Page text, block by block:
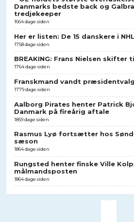
Danmarks bedste back og
tredjekeeper
1664 dage siden
Her er listen: De 15 danskere i NHL
1758 dage siden
BREAKING: Frans Nielsen skifter
1764 dage siden
Franskmand vandt
1779 dage siden
Aalborg Pirates henter Patrick
Danmark på fireårig aftale
1859 dage siden
Rasmus Lyø fortsætter hos
sæson
1864 dage siden
Rungsted henter finske Ville
målmandsposten
1864 dage siden